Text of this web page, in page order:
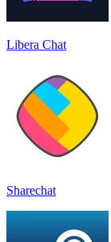
Libera Chat
Sharechat